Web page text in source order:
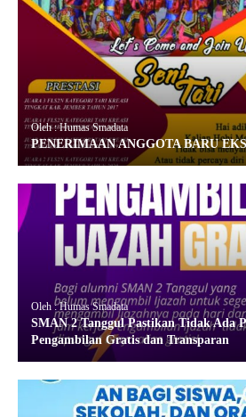
Oleh : Humas Smadata
PENERIMAAN ANGGOTA BARU
Oleh : Humas Smadata
SMAN 2 Tanggul Pastikan Tidak Ada
Pengambilan Gratis dan Transparan